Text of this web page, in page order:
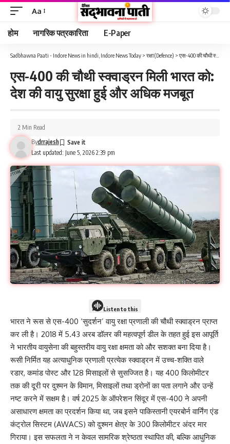
Aa
होम नागरिक पत्रकारिता E-Paper
Sadbhawna Paati - Indore News in hindi, Indore News Today > रक्षा (Defence) > एस-400 की चौथी स्क्वाड्रन मिली भारत को: देश की वायु सुरक्षा हुई और अधिक मजबूत
एस-400 की चौथी स्क्वाड्रन मिली भारत को:
देश की वायु सुरक्षा हुई और अधिक मजबूत
Last updated: June 5, 2026 2:39 pm
Bydrrajesh
2 Min Read
Listen to this
भारत ने रूस से एस-400 ‘सुदर्शन’ वायु रक्षा प्रणाली की चौथी स्क्वाड्रन प्राप्त
कर ली है। 2018 में 5.43 अरब डॉलर की महत्वपूर्ण डील के तहत हुई इस आपूर्ति
ने भारतीय वायुसेना की बहुस्तरीय वायु रक्षा क्षमता को और सशक्त बना दिया है।
रूसी निर्मित यह अत्याधुनिक प्रणाली प्रत्येक स्क्वाड्रन में उच्च-शक्ति वाले
रडार, कमांड पोस्ट और 128 मिसाइलों से सुसज्जित है। यह 400 किलोमीटर
तक की दूरी पर दुश्मन के विमान, मिसाइलों तथा ड्रोनों का पता लगाने और उन्हें
नष्ट करने में सक्षम है। वर्ष 2025 के ऑपरेशन सिंदूर में एस-400 ने अपनी
असाधारण क्षमता का प्रदर्शन किया था, जब इसने पाकिस्तानी एयरबोर्न वार्निंग एंड
कंट्रोल सिस्टम (AWACS) को दुश्मन क्षेत्र के 300 किलोमीटर अंदर मार
गिराया। इस सफलता ने न केवल सामरिक श्रेष्ठता स्थापित की, बल्कि आधुनिक